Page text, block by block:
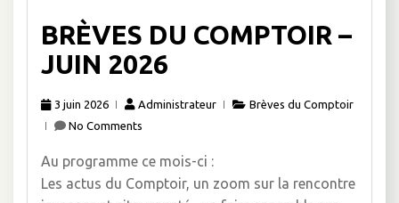
BRÈVES DU COMPTOIR –
JUIN 2026
3 juin 2026 Administrateur
Brèves du Comptoir
No Comments
Au programme ce mois-ci :
Les actus du Comptoir, un zoom sur la rencontre